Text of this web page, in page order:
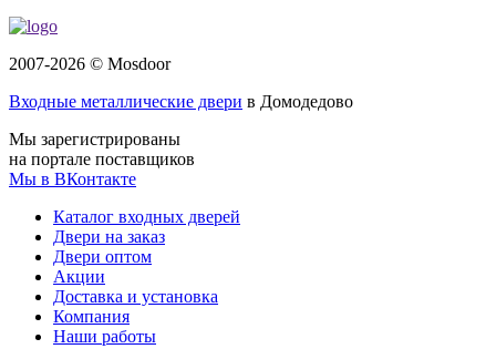
2007-2026 © Mosdoor
Входные металлические двери в Домодедово
Мы зарегистрированы
на портале поставщиков
Мы в ВКонтакте
Каталог входных дверей
Двери на заказ
Двери оптом
Акции
Доставка и установка
Компания
Наши работы